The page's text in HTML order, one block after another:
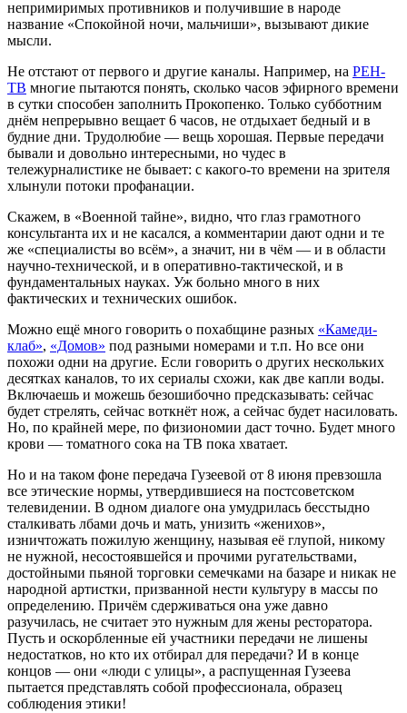
непримиримых противников и получившие в народе
название «Спокойной ночи, мальчиши», вызывают дикие
мысли.
Не отстают от первого и другие каналы. Например, на РЕН-
ТВ многие пытаются понять, сколько часов эфирного времени
в сутки способен заполнить Прокопенко. Только субботним
днём непрерывно вещает 6 часов, не отдыхает бедный и в
будние дни. Трудолюбие — вещь хорошая. Первые передачи
бывали и довольно интересными, но чудес в
тележурналистике не бывает: с какого-то времени на зрителя
хлынули потоки профанации.
Скажем, в «Военной тайне», видно, что глаз грамотного
консультанта их и не касался, а комментарии дают одни и те
же «специалисты во всём», а значит, ни в чём — и в области
научно-технической, и в оперативно-тактической, и в
фундаментальных науках. Уж больно много в них
фактических и технических ошибок.
Можно ещё много говорить о похабщине разных «Камеди-
клаб», «Домов» под разными номерами и т.п. Но все они
похожи одни на другие. Если говорить о других нескольких
десятках каналов, то их сериалы схожи, как две капли воды.
Включаешь и можешь безошибочно предсказывать: сейчас
будет стрелять, сейчас воткнёт нож, а сейчас будет насиловать.
Но, по крайней мере, по физиономии даст точно. Будет много
крови — томатного сока на ТВ пока хватает.
Но и на таком фоне передача Гузеевой от 8 июня превзошла
все этические нормы, утвердившиеся на постсоветском
телевидении. В одном диалоге она умудрилась бесстыдно
сталкивать лбами дочь и мать, унизить «женихов»,
изничтожать пожилую женщину, называя её глупой, никому
не нужной, несостоявшейся и прочими ругательствами,
достойными пьяной торговки семечками на базаре и никак не
народной артистки, призванной нести культуру в массы по
определению. Причём сдерживаться она уже давно
разучилась, не считает это нужным для жены ресторатора.
Пусть и оскорбленные ей участники передачи не лишены
недостатков, но кто их отбирал для передачи? И в конце
концов — они «люди с улицы», а распущенная Гузеева
пытается представлять собой профессионала, образец
соблюдения этики!